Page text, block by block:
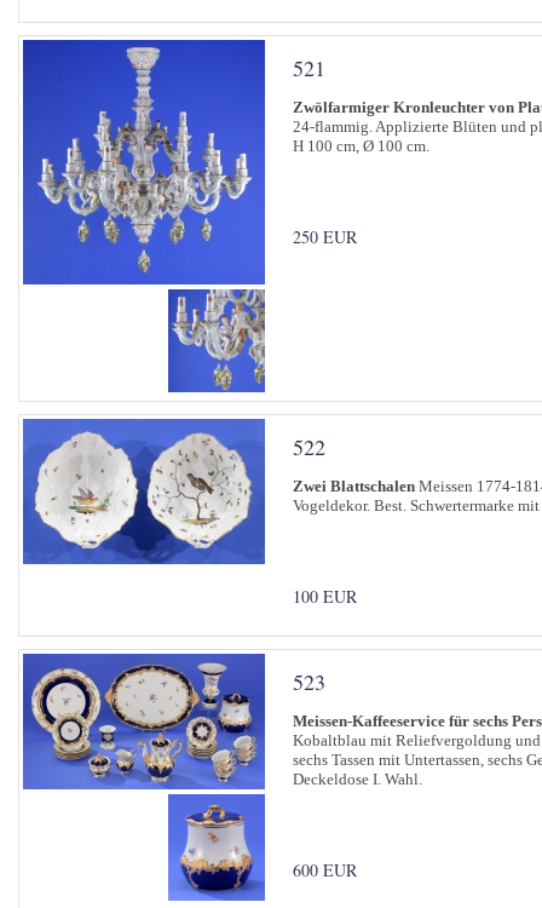
521
Zwölfarmiger Kronleuchter von
24-flammig. Applizierte Blüten und
H 100 cm, Ø 100 cm.
250 EUR
522
Zwei Blattschalen Meissen 1774-
Vogeldekor. Best. Schwertermarke
100 EUR
523
Meissen-Kaffeeservice für sechs
Kobaltblau mit Reliefvergoldung und
sechs Tassen mit Untertassen, sechs
Deckeldose I. Wahl.
600 EUR